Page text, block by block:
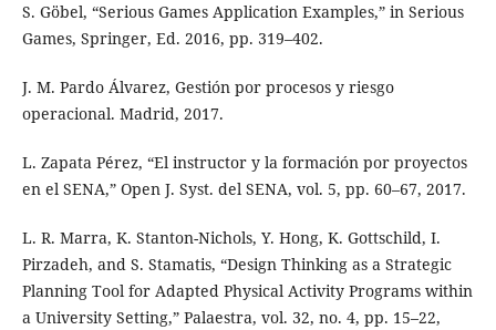
S. Göbel, “Serious Games Application Examples,” in Serious
Games, Springer, Ed. 2016, pp. 319–402.
J. M. Pardo Álvarez, Gestión por procesos y riesgo
operacional. Madrid, 2017.
L. Zapata Pérez, “El instructor y la formación por proyectos
en el SENA,” Open J. Syst. del SENA, vol. 5, pp. 60–67, 2017.
L. R. Marra, K. Stanton-Nichols, Y. Hong, K. Gottschild, I.
Pirzadeh, and S. Stamatis, “Design Thinking as a Strategic
Planning Tool for Adapted Physical Activity Programs within
a University Setting,” Palaestra, vol. 32, no. 4, pp. 15–22,